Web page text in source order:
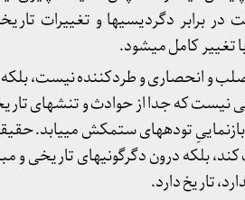
برابر دگردیسی­ها و تغییرات
تغییر کامل می­شود.
و انحصاری و طردکننده نیست، بلکه
نیست که جدا از حوادث و تنش­های
توده­های ستمکش می­یابد.
بلکه درون دگرگونی­های تاریخی و